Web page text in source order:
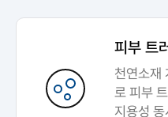
피부 트
천연소재
로 피부
지용성